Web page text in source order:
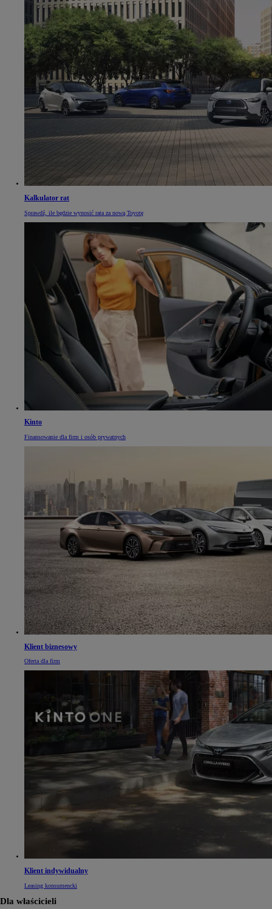
Kalkulator rat
Sprawdź, ile będzie wynosić rata za nową Toyotę
Kinto
Finansowanie dla firm i osób prywatnych
Klient biznesowy
Oferta dla firm
Klient indywidualny
Leasing konsumencki
Dla właścicieli